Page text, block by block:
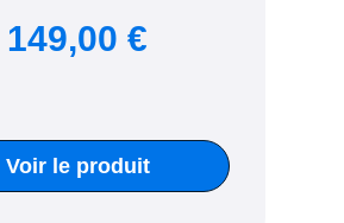
149,00 €
Voir le produit